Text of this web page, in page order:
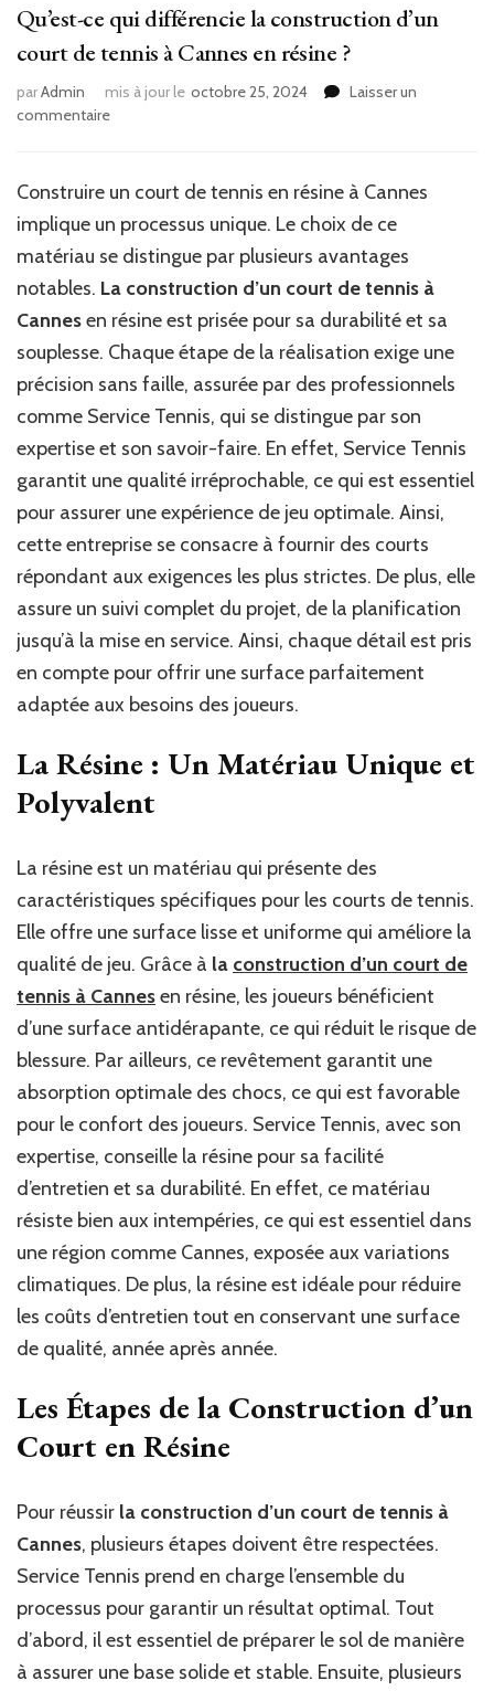
Qu’est-ce qui différencie la construction d’un
court de tennis à Cannes en résine ?
parAdmin mis à jour le octobre 25, 2024
Laisser un
commentairesur
la
construction
court
de
tennis
Cannes
en
résine
?
Construire un court de tennis en résine à Cannes
implique un processus unique. Le choix de ce
matériau se distingue par plusieurs avantages
notables. La construction d’un court de tennis à
Cannesen résine est prisée pour sa durabilité et sa
souplesse. Chaque étape de la réalisation exige une
précision sans faille, assurée par des professionnels
comme Service Tennis, qui se distingue par son
expertise et son savoir-faire. En effet, Service Tennis
garantit une qualité irréprochable, ce qui est essentiel
pour assurer une expérience de jeu optimale. Ainsi,
cette entreprise se consacre à fournir des courts
répondant aux exigences les plus strictes. De plus, elle
assure un suivi complet du projet, de la planification
jusqu’à la mise en service. Ainsi, chaque détail est pris
en compte pour offrir une surface parfaitement
adaptée aux besoins des joueurs.
La Résine : Un Matériau Unique et
Polyvalent
La résine est un matériau qui présente des
caractéristiques spécifiques pour les courts de tennis.
Elle offre une surface lisse et uniforme qui améliore la
qualité de jeu. Grâce à la construction d’un court de
tennis à Cannesen résine, les joueurs bénéficient
d’une surface antidérapante, ce qui réduit le risque de
blessure. Par ailleurs, ce revêtement garantit une
absorption optimale des chocs, ce qui est favorable
pour le confort des joueurs. Service Tennis, avec son
expertise, conseille la résine pour sa facilité
d’entretien et sa durabilité. En effet, ce matériau
résiste bien aux intempéries, ce qui est essentiel dans
une région comme Cannes, exposée aux variations
climatiques. De plus, la résine est idéale pour réduire
les coûts d’entretien tout en conservant une surface
de qualité, année après année.
Les Étapes de la Construction d’un
Court en Résine
Pour réussir la construction d’un court de tennis à
Cannes, plusieurs étapes doivent être respectées.
Service Tennis prend en charge l’ensemble du
processus pour garantir un résultat optimal. Tout
d’abord, il est essentiel de préparer le sol de manière
à assurer une base solide et stable. Ensuite, plusieurs